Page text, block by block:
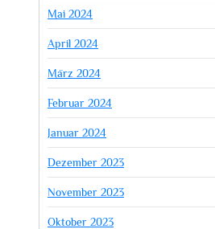
Mai 2024
April 2024
März 2024
Februar 2024
Januar 2024
Dezember 2023
November 2023
Oktober 2023